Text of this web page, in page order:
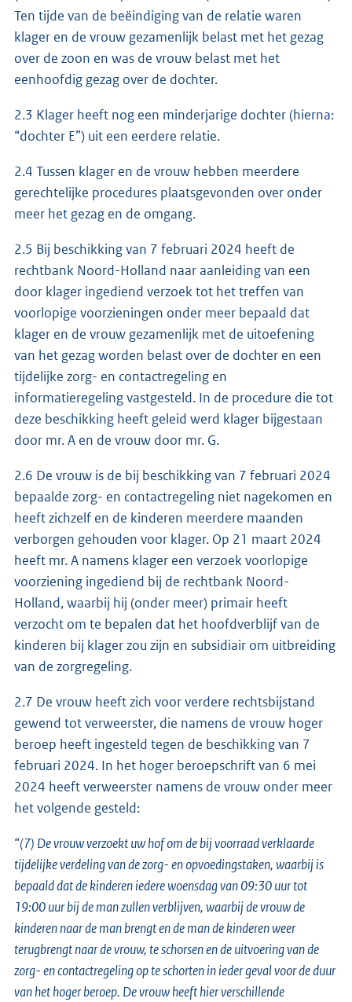
Ten tijde van de beëindiging van de relatie waren
klager en de vrouw gezamenlijk belast met het gezag
over de zoon en was de vrouw belast met het
eenhoofdig gezag over de dochter.
2.3 Klager heeft nog een minderjarige dochter (hierna:
“dochter E”) uit een eerdere relatie.
2.4 Tussen klager en de vrouw hebben meerdere
gerechtelijke procedures plaatsgevonden over onder
meer het gezag en de omgang.
2.5 Bij beschikking van 7 februari 2024 heeft de
rechtbank Noord-Holland naar aanleiding van een
door klager ingediend verzoek tot het treffen van
voorlopige voorzieningen onder meer bepaald dat
klager en de vrouw gezamenlijk met de uitoefening
van het gezag worden belast over de dochter en een
tijdelijke zorg- en contactregeling en
informatieregeling vastgesteld. In de procedure die tot
deze beschikking heeft geleid werd klager bijgestaan
door mr. A en de vrouw door mr. G.
2.6 De vrouw is de bij beschikking van 7 februari 2024
bepaalde zorg- en contactregeling niet nagekomen en
heeft zichzelf en de kinderen meerdere maanden
verborgen gehouden voor klager. Op 21 maart 2024
heeft mr. A namens klager een verzoek voorlopige
voorziening ingediend bij de rechtbank Noord-
Holland, waarbij hij (onder meer) primair heeft
verzocht om te bepalen dat het hoofdverblijf van de
kinderen bij klager zou zijn en subsidiair om uitbreiding
van de zorgregeling.
2.7 De vrouw heeft zich voor verdere rechtsbijstand
gewend tot verweerster, die namens de vrouw hoger
beroep heeft ingesteld tegen de beschikking van 7
februari 2024. In het hoger beroepschrift van 6 mei
2024 heeft verweerster namens de vrouw onder meer
het volgende gesteld:
“(7) De vrouw verzoekt uw hof om de bij voorraad verklaarde
tijdelijke verdeling van de zorg- en opvoedingstaken, waarbij is
bepaald dat de kinderen iedere woensdag van 09:30 uur tot
19:00 uur bij de man zullen verblijven, waarbij de vrouw de
kinderen naar de man brengt en de man de kinderen weer
terugbrengt naar de vrouw, te schorsen en de uitvoering van de
zorg- en contactregeling op te schorten in ieder geval voor de duur
van het hoger beroep. De vrouw heeft hier verschillende